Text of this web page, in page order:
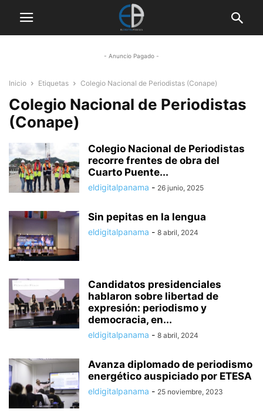
- Anuncio Pagado -
Inicio Etiquetas Colegio Nacional de Periodistas (Conape)
Colegio Nacional de Periodistas
(Conape)
Colegio Nacional de Periodistas
recorre frentes de obra del
Cuarto Puente...
eldigitalpanama - 26 junio, 2025
Sin pepitas en la lengua
eldigitalpanama - 8 abril, 2024
Candidatos presidenciales
hablaron sobre libertad de
expresión: periodismo y
democracia, en...
eldigitalpanama - 8 abril, 2024
Avanza diplomado de periodismo
energético auspiciado por ETESA
eldigitalpanama - 25 noviembre, 2023